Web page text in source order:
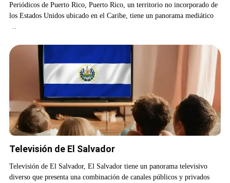
Periódicos de Puerto Rico, Puerto Rico, un territorio no incorporado de
los Estados Unidos ubicado en el Caribe, tiene un panorama mediático
Televisión de El Salvador
Televisión de El Salvador, El Salvador tiene un panorama televisivo
diverso que presenta una combinación de canales públicos y privados